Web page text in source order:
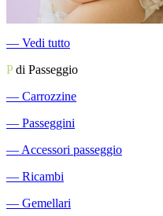
― Vedi tutto
Pdi Passeggio
― Carrozzine
― Passeggini
― Accessori passeggio
― Ricambi
― Gemellari